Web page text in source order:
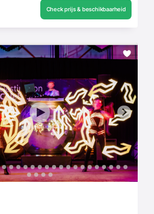
Check prijs & beschikbaarheid